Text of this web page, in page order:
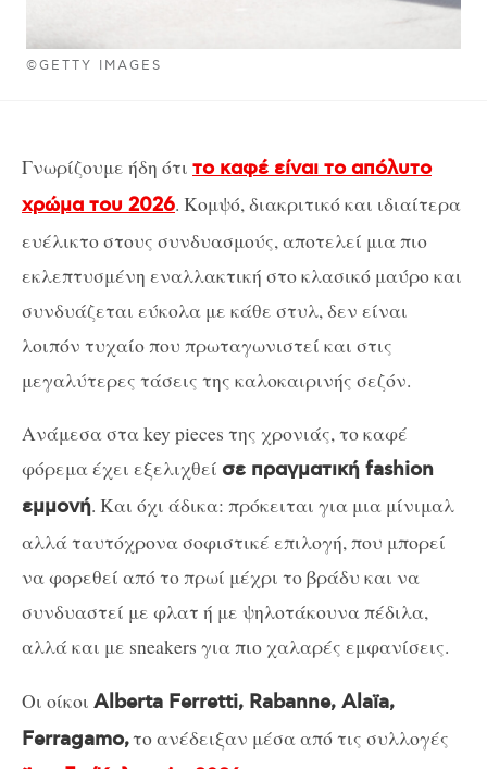
©GETTY IMAGES
Γνωρίζουμε ήδη ότι το καφέ είναι το απόλυτο
χρώμα του 2026. Κομψό, διακριτικό και ιδιαίτερα
ευέλικτο στους συνδυασμούς, αποτελεί μια πιο
εκλεπτυσμένη εναλλακτική στο κλασικό μαύρο και
συνδυάζεται εύκολα με κάθε στυλ, δεν είναι
λοιπόν τυχαίο που πρωταγωνιστεί και στις
μεγαλύτερες τάσεις της καλοκαιρινής σεζόν.
Ανάμεσα στα key pieces της χρονιάς, το καφέ
φόρεμα έχει εξελιχθεί σε πραγματική fashion
εμμονή. Και όχι άδικα: πρόκειται για μια μίνιμαλ
αλλά ταυτόχρονα σοφιστικέ επιλογή, που μπορεί
να φορεθεί από το πρωί μέχρι το βράδυ και να
συνδυαστεί με φλατ ή με ψηλοτάκουνα πέδιλα,
αλλά και με sneakers για πιο χαλαρές εμφανίσεις.
Οι οίκοι Alberta Ferretti, Rabanne, Alaïa,
Ferragamo,το ανέδειξαν μέσα από τις συλλογές